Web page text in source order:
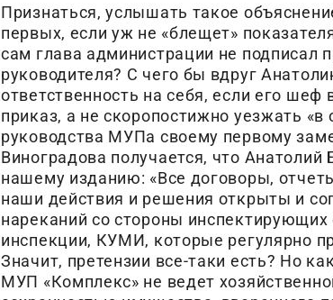
Признаться, услышать такое
первых, если уж не «блещет»
сам глава администрации не подписал
руководителя? С чего бы вдруг
ответственность на себя, если его
приказ, а не скоропостижно уезжать «в
руководства МУПа своему первому
Виноградова получается, что Анатолий
нашему изданию: «Все договоры,
наши действия и решения открыты и
нареканий со стороны инспектирующих
инспекции, КУМИ, которые регулярно
Значит, претензии все-таки есть? Но
МУП «Комплекс» не ведет